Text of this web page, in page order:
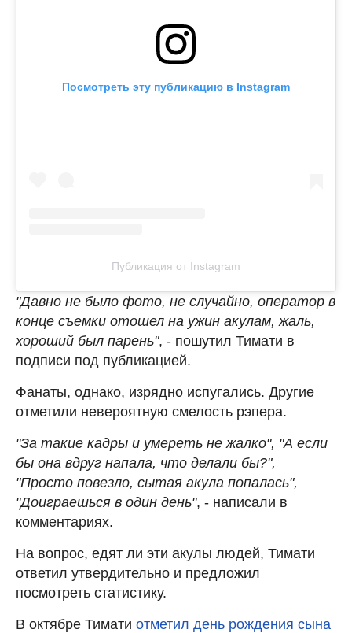
Посмотреть эту публикацию в Instagram
Публикация от Instagram
"Давно не было фото, не случайно, оператор в
конце съемки отошел на ужин акулам, жаль,
хороший был парень", - пошутил Тимати в
подписи под публикацией.
Фанаты, однако, изрядно испугались. Другие
отметили невероятную смелость рэпера.
"За такие кадры и умереть не жалко", "А если
бы она вдруг напала, что делали бы?",
"Просто повезло, сытая акула попалась",
"Доиграешься в один день", - написали в
комментариях.
На вопрос, едят ли эти акулы людей, Тимати
ответил утвердительно и предложил
посмотреть статистику.
В октябре Тимати отметил день рождения сына